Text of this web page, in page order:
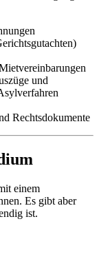
und
Rechtsdokumente
einem
Es gibt aber
ist.